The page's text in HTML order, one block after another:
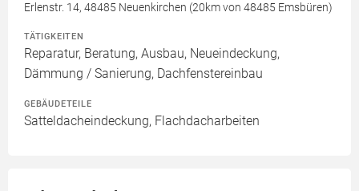
Erlenstr. 14, 48485 Neuenkirchen (20km von 48485 Emsbüren)
TÄTIGKEITEN
Reparatur, Beratung, Ausbau, Neueindeckung,
Dämmung / Sanierung, Dachfenstereinbau
GEBÄUDETEILE
Satteldacheindeckung, Flachdacharbeiten